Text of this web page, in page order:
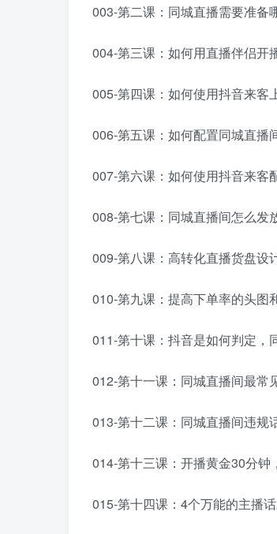
003-第二课：同城直播需要准备
004-第三课：如何用直播伴侣开
005-第四课：如何使用抖音来客
006-第五课：如何配置同城直播
007-第六课：如何使用抖音来客
008-第七课：同城直播间怎么发
009-第八课：高转化直播货盘设
010-第九课：提高下单率的头图
011-第十课：抖音是如何判定，
012-第十一课：同城直播间最常
013-第十二课：同城直播间违规
014-第十三课：开播黄金30分
015-第十四课：4个万能的主播